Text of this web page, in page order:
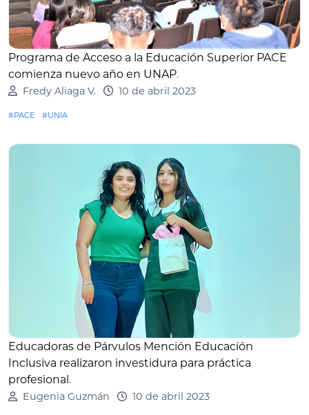
Programa de Acceso a la Educación Superior PACE
comienza nuevo año en UNAP.
Fredy Aliaga V. 10 de abril 2023
#PACE #UNIA
Educadoras de Párvulos Mención Educación
Inclusiva realizaron investidura para práctica
profesional .
Eugenia Guzmán 10 de abril 2023